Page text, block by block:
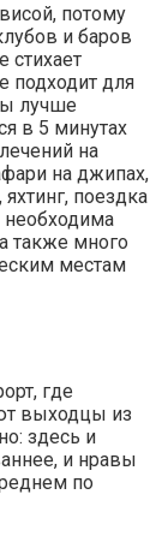
потому
и баров
стихает
подходит для
лучше
в 5 минутах
на
на джипах,
поездка
необходима
также много
местам
где
выходцы из
здесь и
и нравы
по